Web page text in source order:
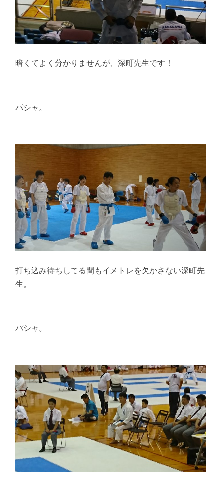
暗くてよく分かりませんが、深町先生です！
パシャ。
打ち込み待ちしてる間もイメトレを欠かさない深町先
生。
パシャ。